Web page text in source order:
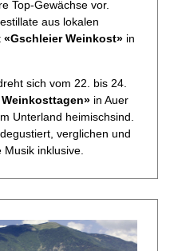
Top-Gewächse vor.
aus lokalen
«Gschleier Weinkost» in
sich vom 22. bis 24.
in Auer
Unterland heimischsind.
verglichen und
Musik inklusive.